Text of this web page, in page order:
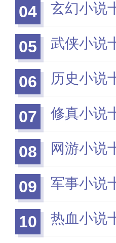
04 玄幻小说
05 武侠小说
06 历史小说
07 修真小说
08 网游小说
09 军事小说
10 热血小说